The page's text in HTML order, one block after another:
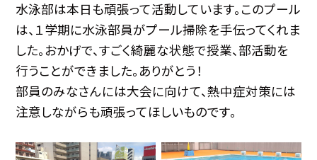
水泳部は本日も頑張って活動しています。このプール
は、１学期に水泳部員がプール掃除を手伝ってくれま
した。おかげで、すごく綺麗な状態で授業、部活動を
行うことができました。ありがとう！
部員のみなさんには大会に向けて、熱中症対策には
注意しながらも頑張ってほしいものです。